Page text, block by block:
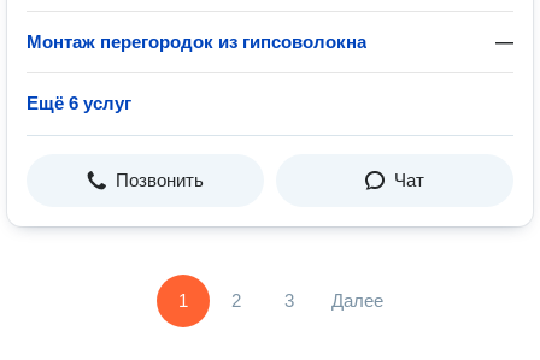
Монтаж перегородок из гипсоволокна —
Ещё 6 услуг
Позвонить Чат
1 2 3 Далее